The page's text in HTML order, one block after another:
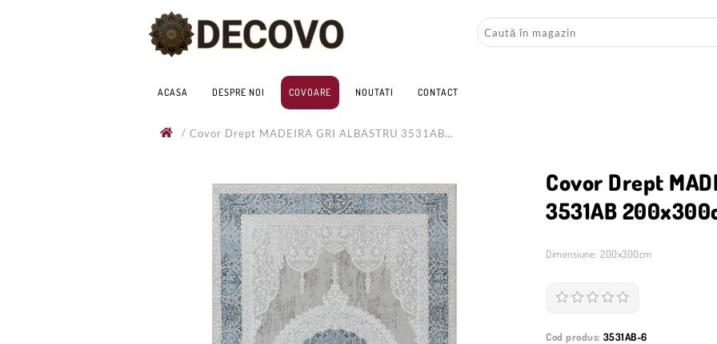
ACASA DESPRE NOI COVOARE NOUTATI CONTACT
/ Covor Drept MADEIRA GRI ALBASTRU 3531AB
Covor Drept
3531AB
Dimensiune: 200x300cm
Cod produs: 3531AB-6